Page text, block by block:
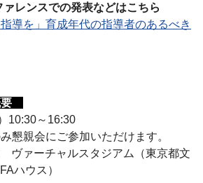
ァレンスでの発表などはこちら
導を」育成年代の指導者のあるべき
要
10:30～16:30
懇親会にご参加いただけます。
ヴァーチャルスタジアム（東京都文
ハウス）